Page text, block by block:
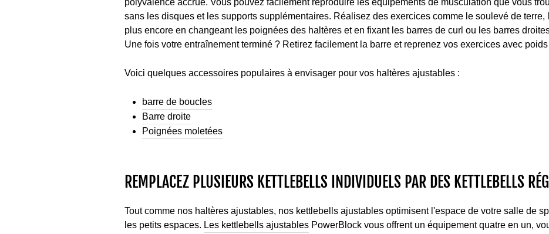
polyvalence accrue. Vous pouvez facilement reproduire les équipements de musculation que vous
sans les disques et les supports supplémentaires. Réalisez des exercices comme le soulevé de terre,
plus encore en changeant les poignées des haltères et en fixant les barres de curl ou les barres
Une fois votre entraînement terminé ? Retirez facilement la barre et reprenez vos exercices avec
Voici quelques accessoires populaires à envisager pour vos haltères ajustables :
barre de boucles
Barre droite
Poignées moletées
REMPLACEZ PLUSIEURS KETTLEBELLS INDIVIDUELS PAR DES KETTLEBELLS
Tout comme nos haltères ajustables, nos kettlebells ajustables optimisent l'espace de votre salle de
les petits espaces. Les kettlebells ajustables PowerBlock vous offrent un équipement quatre en un,